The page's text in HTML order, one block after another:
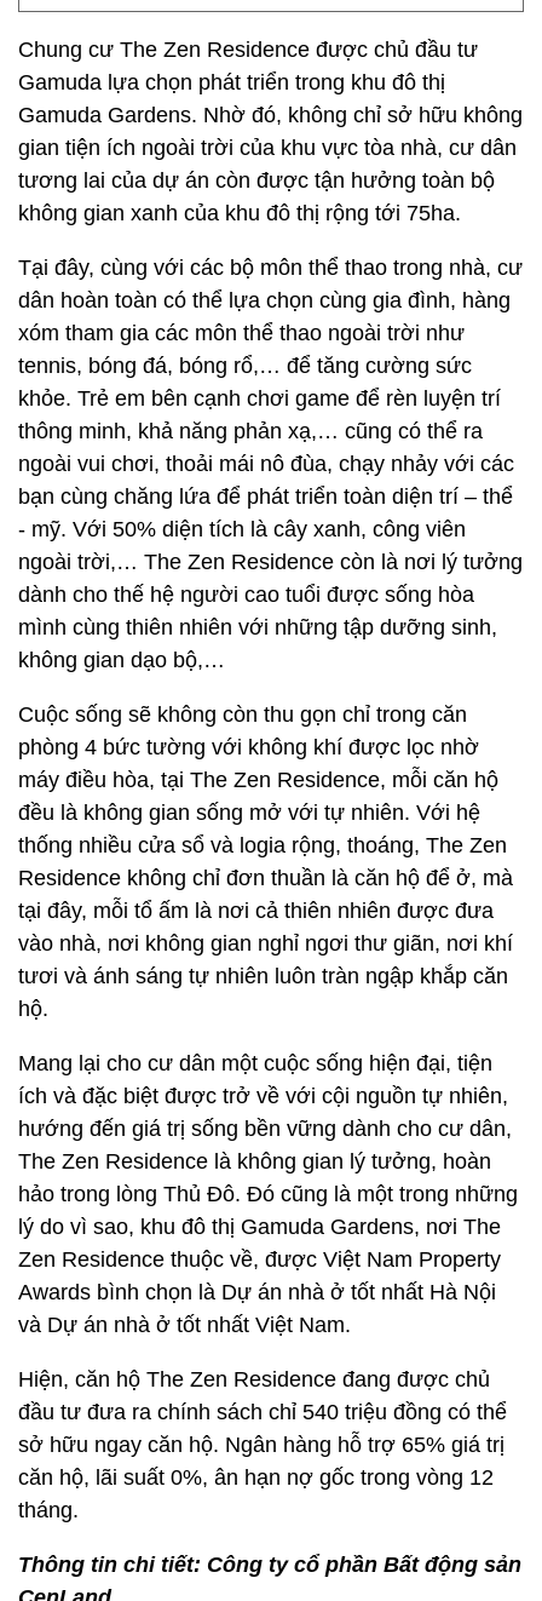
Chung cư The Zen Residence được chủ đầu tư
Gamuda lựa chọn phát triển trong khu đô thị
Gamuda Gardens. Nhờ đó, không chỉ sở hữu không
gian tiện ích ngoài trời của khu vực tòa nhà, cư dân
tương lai của dự án còn được tận hưởng toàn bộ
không gian xanh của khu đô thị rộng tới 75ha.
Tại đây, cùng với các bộ môn thể thao trong nhà, cư
dân hoàn toàn có thể lựa chọn cùng gia đình, hàng
xóm tham gia các môn thể thao ngoài trời như
tennis, bóng đá, bóng rổ,… để tăng cường sức
khỏe. Trẻ em bên cạnh chơi game để rèn luyện trí
thông minh, khả năng phản xạ,… cũng có thể ra
ngoài vui chơi, thoải mái nô đùa, chạy nhảy với các
bạn cùng chăng lứa để phát triển toàn diện trí – thể
- mỹ. Với 50% diện tích là cây xanh, công viên
ngoài trời,… The Zen Residence còn là nơi lý tưởng
dành cho thế hệ người cao tuổi được sống hòa
mình cùng thiên nhiên với những tập dưỡng sinh,
không gian dạo bộ,…
Cuộc sống sẽ không còn thu gọn chỉ trong căn
phòng 4 bức tường với không khí được lọc nhờ
máy điều hòa, tại The Zen Residence, mỗi căn hộ
đều là không gian sống mở với tự nhiên. Với hệ
thống nhiều cửa sổ và logia rộng, thoáng, The Zen
Residence không chỉ đơn thuần là căn hộ để ở, mà
tại đây, mỗi tổ ấm là nơi cả thiên nhiên được đưa
vào nhà, nơi không gian nghỉ ngơi thư giãn, nơi khí
tươi và ánh sáng tự nhiên luôn tràn ngập khắp căn
hộ.
Mang lại cho cư dân một cuộc sống hiện đại, tiện
ích và đặc biệt được trở về với cội nguồn tự nhiên,
hướng đến giá trị sống bền vững dành cho cư dân,
The Zen Residence là không gian lý tưởng, hoàn
hảo trong lòng Thủ Đô. Đó cũng là một trong những
lý do vì sao, khu đô thị Gamuda Gardens, nơi The
Zen Residence thuộc về, được Việt Nam Property
Awards bình chọn là Dự án nhà ở tốt nhất Hà Nội
và Dự án nhà ở tốt nhất Việt Nam.
Hiện, căn hộ The Zen Residence đang được chủ
đầu tư đưa ra chính sách chỉ 540 triệu đồng có thể
sở hữu ngay căn hộ. Ngân hàng hỗ trợ 65% giá trị
căn hộ, lãi suất 0%, ân hạn nợ gốc trong vòng 12
tháng.
Thông tin chi tiết: Công ty cổ phần Bất động sản